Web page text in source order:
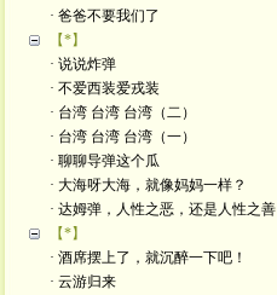
· 爸爸不要我们了
【*】
· 说说炸弹
· 不爱西装爱戎装
· 台湾 台湾 台湾（二）
· 台湾 台湾 台湾（一）
· 聊聊导弹这个瓜
· 大海呀大海，就像妈妈一样？
· 达姆弹，人性之恶，还是人性之善
【*】
· 酒席摆上了，就沉醉一下吧！
· 云游归来